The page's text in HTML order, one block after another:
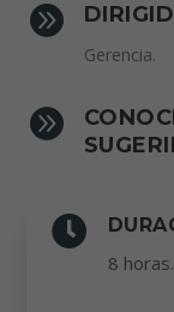

Gerencia.


8 horas.